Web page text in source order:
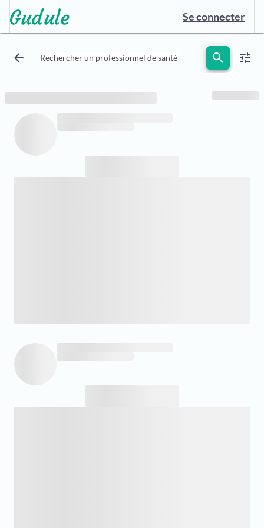
Se connecter
arrow_back Rechercher un professionnel de santé search tune